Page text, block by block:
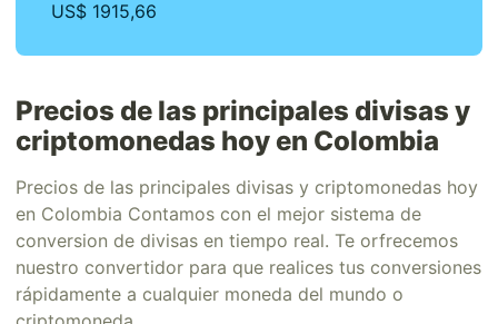
US$ 1915,66
Precios de las principales divisas y
criptomonedas hoy en Colombia
Precios de las principales divisas y criptomonedas hoy
en Colombia Contamos con el mejor sistema de
conversion de divisas en tiempo real. Te orfrecemos
nuestro convertidor para que realices tus conversiones
rápidamente a cualquier moneda del mundo o